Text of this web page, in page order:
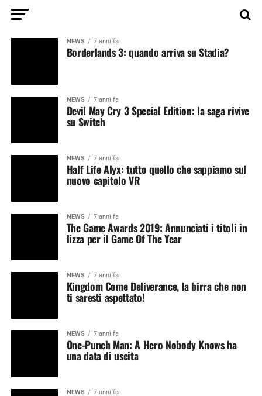
NEWS 7 anni fa
Borderlands 3: quando arriva su Stadia?
NEWS 7 anni fa
Devil May Cry 3 Special Edition: la saga rivive
su Switch
NEWS 7 anni fa
Half Life Alyx: tutto quello che sappiamo sul
nuovo capitolo VR
NEWS 7 anni fa
The Game Awards 2019: Annunciati i titoli in
lizza per il Game Of The Year
NEWS 7 anni fa
Kingdom Come Deliverance, la birra che non
ti saresti aspettato!
NEWS 7 anni fa
One-Punch Man: A Hero Nobody Knows ha
una data di uscita
NEWS 7 anni fa